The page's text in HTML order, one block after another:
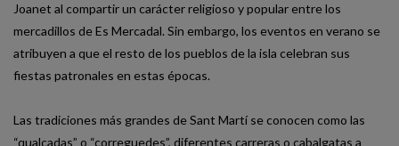
Joanet al compartir un carácter religioso y popular entre los
mercadillos de Es Mercadal. Sin embargo, los eventos en verano se
atribuyen a que el resto de los pueblos de la isla celebran sus
fiestas patronales en estas épocas.
Las tradiciones más grandes de Sant Martí se conocen como las
“qualcadas” o “correguedes”, diferentes carreras o cabalgatas a